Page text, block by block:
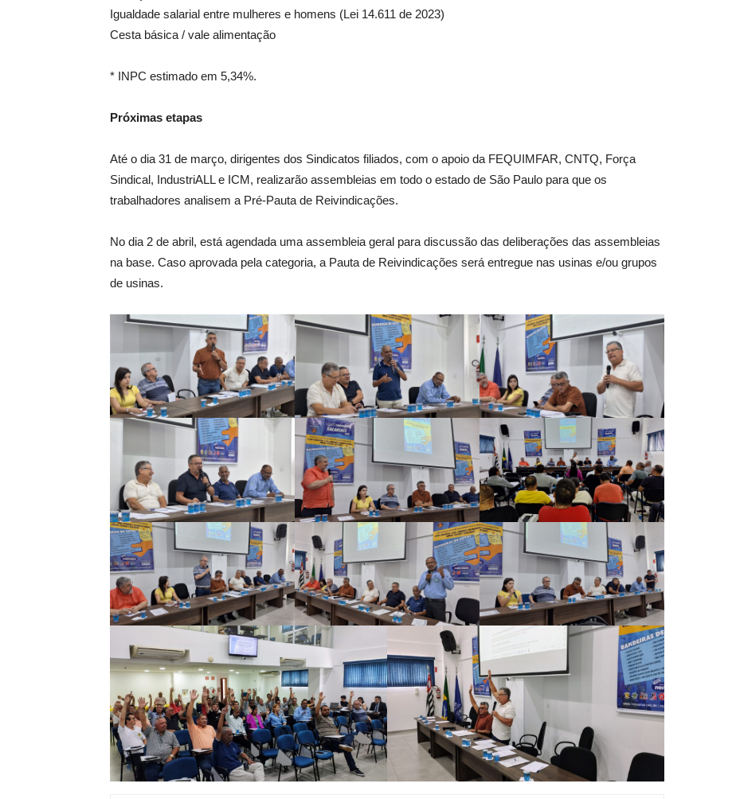
Igualdade salarial entre mulheres e homens (Lei 14.611 de 2023)
Cesta básica / vale alimentação
* INPC estimado em 5,34%.
Próximas etapas
Até o dia 31 de março, dirigentes dos Sindicatos filiados, com o apoio da FEQUIMFAR, CNTQ, Força
Sindical, IndustriALL e ICM, realizarão assembleias em todo o estado de São Paulo para que os
trabalhadores analisem a Pré-Pauta de Reivindicações.
No dia 2 de abril, está agendada uma assembleia geral para discussão das deliberações das assembleias
na base. Caso aprovada pela categoria, a Pauta de Reivindicações será entregue nas usinas e/ou grupos
de usinas.